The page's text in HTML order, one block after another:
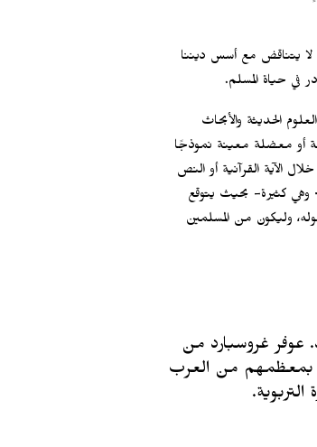
لا يتناقض مع أسس ديننا
في حياة المسلم.
الحديثة والأبحاث
أو معضلة معينة نموذجًا
الآية القرآنية أو النص
وهي كثيرة- بحيث يتوقع
وليكون من المسلمين
عوفر غروسبارد من
هم بمعظمهم من العرب